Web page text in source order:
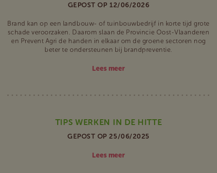
GEPOST OP 12/06/2026
Brand kan op een landbouw- of tuinbouwbedrijf in korte tijd grote
schade veroorzaken. Daarom slaan de Provincie Oost-Vlaanderen
en Prevent Agri de handen in elkaar om de groene sectoren nog
beter te ondersteunen bij brandpreventie.
Lees meer
TIPS WERKEN IN DE HITTE
GEPOST OP 25/06/2025
Lees meer